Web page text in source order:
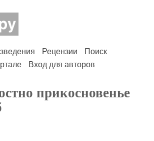
Рецензии
Поиск
Вход для авторов
прикосновенье